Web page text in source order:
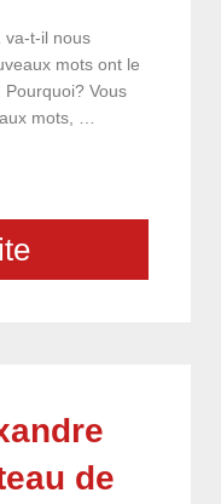
va-t-il nous
mots ont le
Vous
mots, …
de